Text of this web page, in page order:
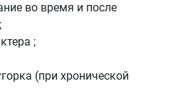
во время и после
;
(при хронической